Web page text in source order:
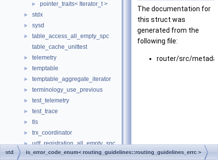
► pointer_traits< Iterator_t >
► stdx
► sysd
►
table_access_all_empty_spc
table_cache_unittest
► telemetry
► temptable
► temptable_aggregate_iterator
► terminology_use_previous
► test_telemetry
► test_trace
► tls
► trx_coordinator
► udf_registration_all_empty_spc
undo
The documentation for
this struct was
generated from the
following file:
router/src/
std is_error_code_enum< routing_guidelines::routing_guidelines_errc >